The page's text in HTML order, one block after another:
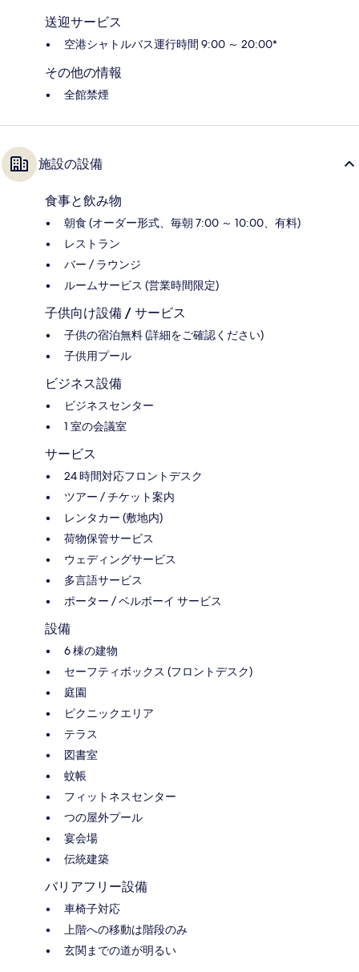
送迎サービス
空港シャトルバス運行時間 9:00 ～ 20:00*
その他の情報
全館禁煙
施設の設備
食事と飲み物
朝食 (オーダー形式、毎朝 7:00 ～ 10:00、有料)
レストラン
バー / ラウンジ
ルームサービス (営業時間限定)
子供向け設備 / サービス
子供の宿泊無料 (詳細をご確認ください)
子供用プール
ビジネス設備
ビジネスセンター
1 室の会議室
サービス
24 時間対応フロントデスク
ツアー / チケット案内
レンタカー (敷地内)
荷物保管サービス
ウェディングサービス
多言語サービス
ポーター / ベルボーイ サービス
設備
6 棟の建物
セーフティボックス (フロントデスク)
庭園
ピクニックエリア
テラス
図書室
蚊帳
フィットネスセンター
つの屋外プール
宴会場
伝統建築
バリアフリー設備
車椅子対応
上階への移動は階段のみ
玄関までの道が明るい